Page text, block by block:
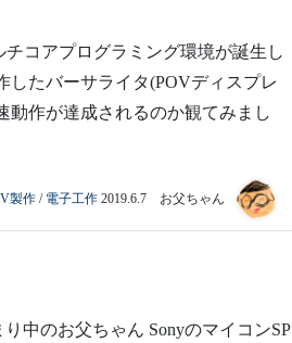
チコアプログラミング環境が誕生し
したバーサライタ(POVディスプレ
動作が達成されるのか観てみまし
製作 / 電子工作 2019.6.7 お父ちゃん
中のお父ちゃん SonyのマイコンSP